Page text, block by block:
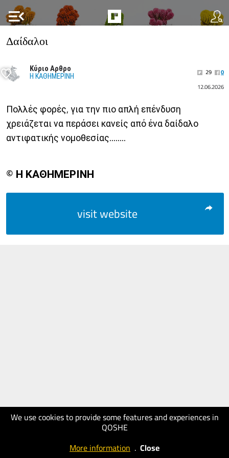
menu_open
We use cookies to provide some features and experiences in
QOSHE
More information . Close
Δαίδαλοι
Κύριο Αρθρο
Η ΚΑΘΗΜΕΡΙΝΗ 29
0
12.06.2026
Πολλές φορές, για την πιο απλή επένδυση
χρειάζεται να περάσει κανείς από ένα δαίδαλο
αντιφατικής νομοθεσίας........
© Η ΚΑΘΗΜΕΡΙΝΗ
visit website